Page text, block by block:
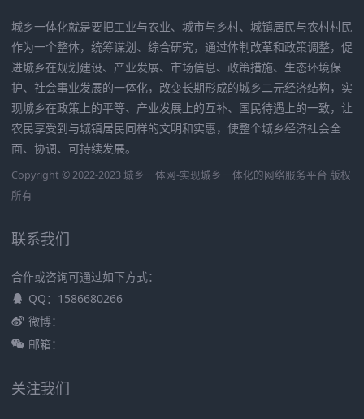
城乡一体化就是要把工业与农业、城市与乡村、城镇居民与农村村民
作为一个整体，统筹谋划、综合研究，通过体制改革和政策调整，促
进城乡在规划建设、产业发展、市场信息、政策措施、生态环境保
护、社会事业发展的一体化，改变长期形成的城乡二元经济结构，实
现城乡在政策上的平等、产业发展上的互补、国民待遇上的一致，让
农民享受到与城镇居民同样的文明和实惠，使整个城乡经济社会全
面、协调、可持续发展。
Copyright © 2022-2023 城乡一体网-实现城乡一体化的网络服务平台 版权
所有
联系我们
合作或咨询可通过如下方式：
QQ：1586680266
微博：
邮箱：
关注我们